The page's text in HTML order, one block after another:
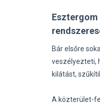
Bár elsőre
veszélyezteti,
kilátást,
A közterület-